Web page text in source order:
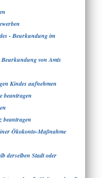
- Beurkundung im
Beurkundung von Amts
Kindes aufnehmen
beantragen
beantragen
Ökokonto-Maßnahme
derselben Stadt oder